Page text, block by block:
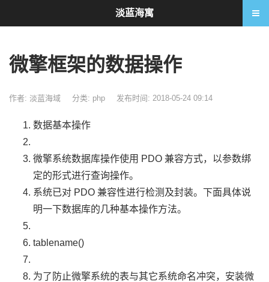
微擎框架的数据操作
作者: 淡蓝海域 分类: php 发布时间: 2018-05-24 09:14
数据基本操作
微擎系统数据库操作使用 PDO 兼容方式，以参数绑
定的形式进行查询操作。
系统已对 PDO 兼容性进行检测及封装。下面具体说
明一下数据库的几种基本操作方法。
tablename()
为了防止微擎系统的表与其它系统命名冲突，安装微
淡蓝海寓